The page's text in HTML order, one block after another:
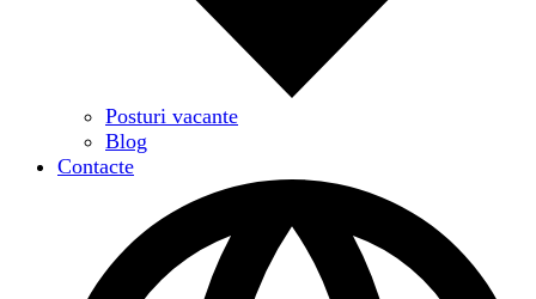
Posturi vacante
Blog
Contacte